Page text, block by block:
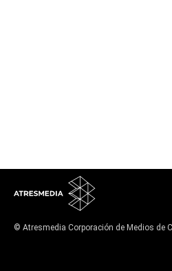
© Atresmedia Corporación de Medios de